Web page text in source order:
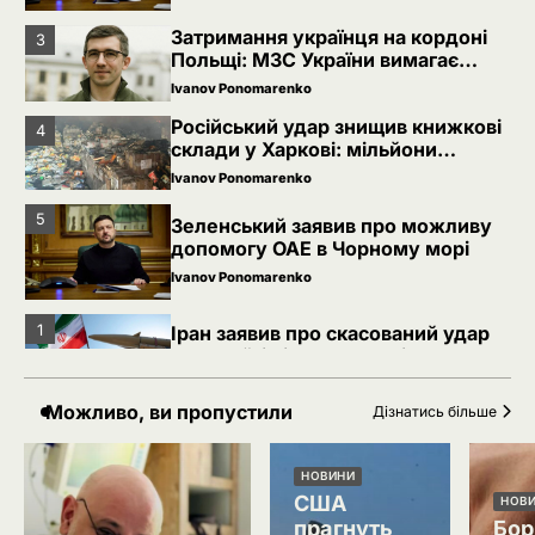
3
Затримання українця на кордоні
Польщі: МЗС України вимагає
консульського доступу
Ivanov Ponomarenko
4
Російський удар знищив книжкові
склади у Харкові: мільйони
видань охопив вогонь
Ivanov Ponomarenko
5
Зеленський заявив про можливу
допомогу ОАЕ в Чорному морі
Ivanov Ponomarenko
1
Іран заявив про скасований удар
по Україні після контактів
Ivanov Ponomarenko
Зеленський звільнив ще сімох
керівників дипломатичних місій
Ivanov Ponomarenko
Можливо, ви пропустили Дізнатись більше
НОВИНИ
США
прагнуть